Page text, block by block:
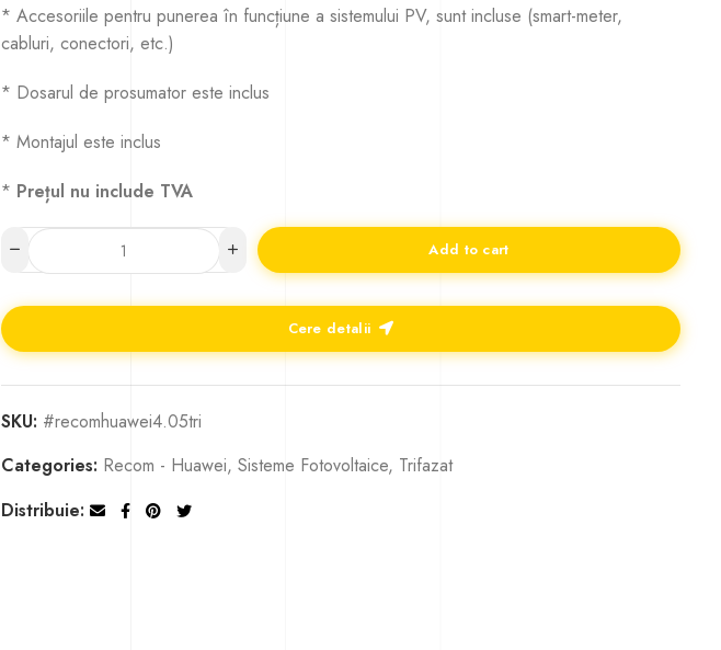
* Accesoriile pentru punerea în funcțiune a sistemului PV, sunt incluse (smart-meter,
cabluri, conectori, etc.)
* Dosarul de prosumator este inclus
* Montajul este inclus
* Prețul nu include TVA
Add to cart
Cere detalii
SKU: #recomhuawei4.05tri
Categories: Recom - Huawei, Sisteme Fotovoltaice, Trifazat
Distribuie: